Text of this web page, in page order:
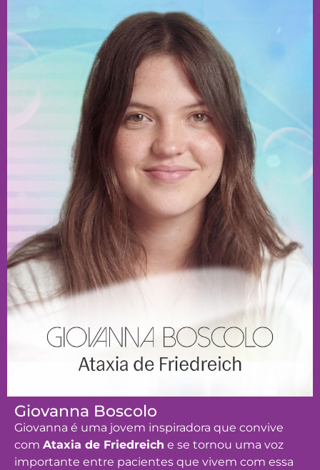
Giovanna Boscolo
Giovanna é uma jovem inspiradora que convive
com Ataxia de Friedreich e se tornou uma voz
importante entre pacientes que vivem com essa